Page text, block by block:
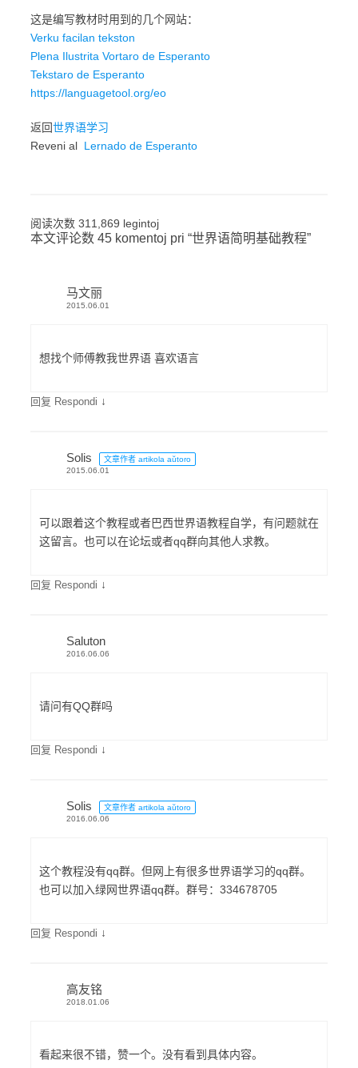
这是编写教材时用到的几个网站：
Verku facilan tekston
Plena Ilustrita Vortaro de Esperanto
Tekstaro de Esperanto
https://languagetool.org/eo
返回世界语学习
Reveni al Lernado de Esperanto
阅读次数 311,869 legintoj
本文评论数 45 komentoj pri “世界语简明基础教程”
马文丽
2015.06.01
想找个师傅教我世界语 喜欢语言
回复 Respondi ↓
Solis
文章作者 artikola aŭtoro
2015.06.01
可以跟着这个教程或者巴西世界语教程自学，有问题就在
这留言。也可以在论坛或者qq群向其他人求教。
回复 Respondi ↓
Saluton
2016.06.06
请问有QQ群吗
回复 Respondi ↓
Solis
文章作者 artikola aŭtoro
2016.06.06
这个教程没有qq群。但网上有很多世界语学习的qq群。
也可以加入绿网世界语qq群。群号：334678705
回复 Respondi ↓
高友铭
2018.01.06
看起来很不错，赞一个。没有看到具体内容。